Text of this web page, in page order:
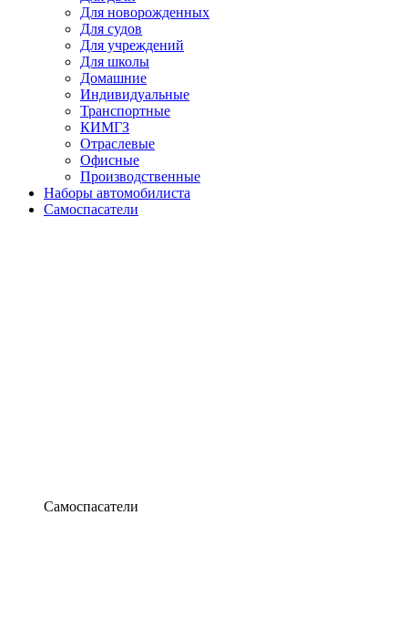
Для новорожденных
Для судов
Для учреждений
Для школы
Домашние
Индивидуальные
Транспортные
КИМГЗ
Отраслевые
Офисные
Производственные
Наборы автомобилиста
Самоспасатели
Самоспасатели